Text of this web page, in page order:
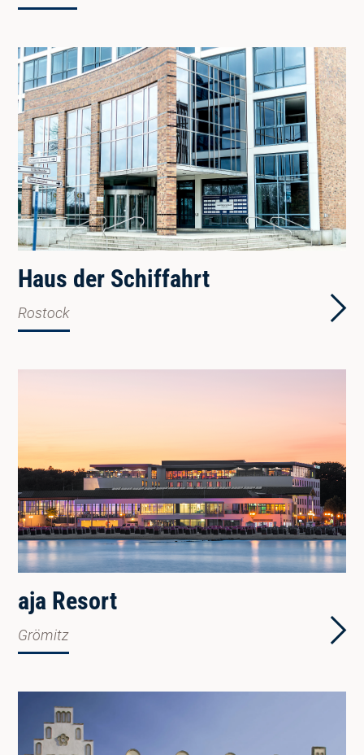
Haus der Schiffahrt
Rostock
aja Resort
Grömitz